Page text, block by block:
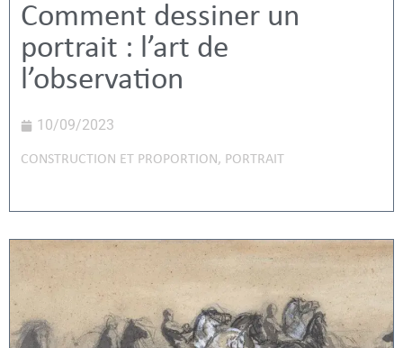
Comment dessiner un
portrait : l’art de
l’observation
10/09/2023
CONSTRUCTION ET PROPORTION, PORTRAIT